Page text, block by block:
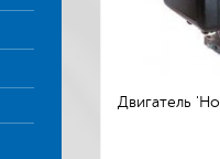
Двигатель